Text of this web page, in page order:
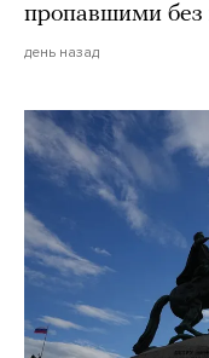
пропавшими без
день назад